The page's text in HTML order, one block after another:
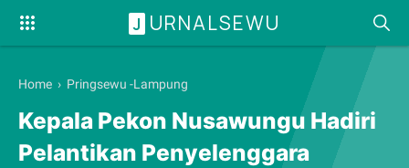
J URNALSEWU
Home › Pringsewu -Lampung
Kepala Pekon Nusawungu Hadiri
Pelantikan Penyelenggara